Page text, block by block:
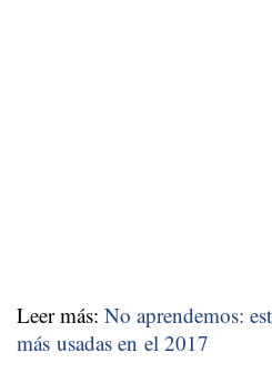
Leer más: No aprendemos:
más usadas en el 2017